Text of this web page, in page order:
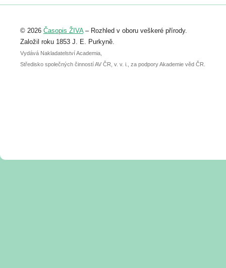
Registrovat se můžete do 6. září.
abstraktu přihlášené přednášky nebo
posteru je už 30. června.
© 2026 Časopis ŽIVA– Rozhled v oboru veškeré přírody.
Založil roku 1853 J. E. Purkyně.
Vydává Nakladatelství Academia,
Středisko společných činností AV ČR, v. v. i., za podpory Akademie věd ČR.